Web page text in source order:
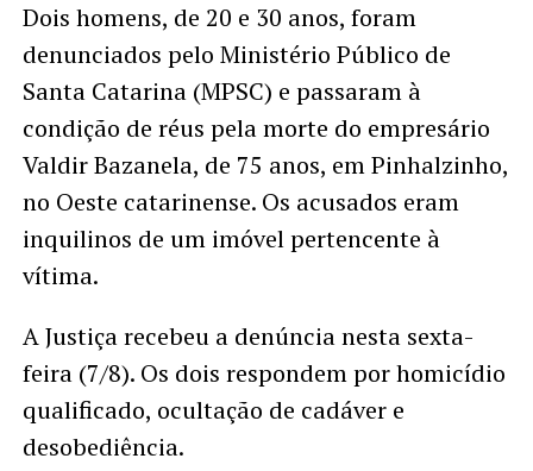
Dois homens, de 20 e 30 anos, foram
denunciados pelo Ministério Público de
Santa Catarina (MPSC) e passaram à
condição de réus pela morte do empresário
Valdir Bazanela, de 75 anos, em Pinhalzinho,
no Oeste catarinense. Os acusados eram
inquilinos de um imóvel pertencente à
vítima.
A Justiça recebeu a denúncia nesta sexta-
feira (7/8). Os dois respondem por homicídio
qualificado, ocultação de cadáver e
desobediência.